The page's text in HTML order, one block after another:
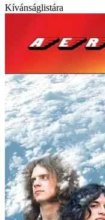
Kívánságlistára